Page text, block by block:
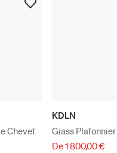
Chevet
KDLN
Giass Plafonnier
De 1 800,00 €